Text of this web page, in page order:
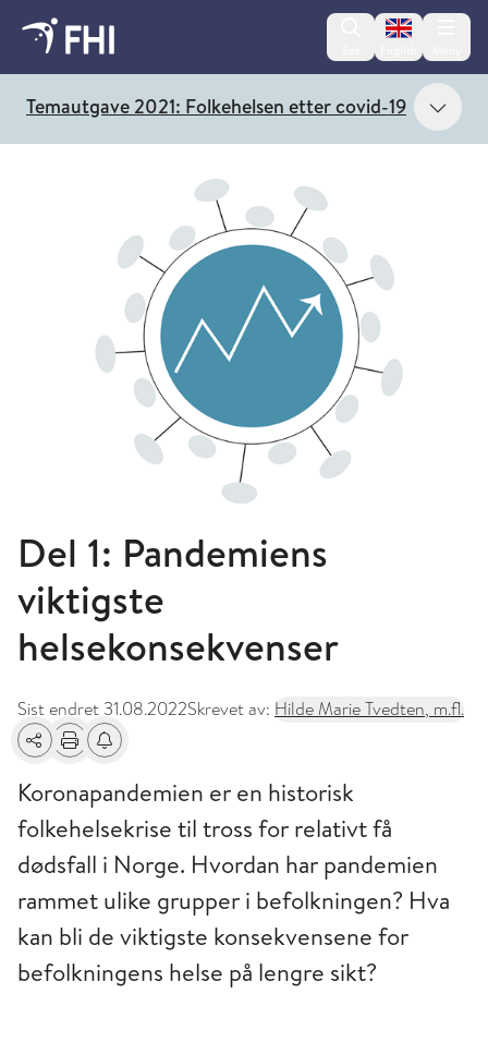
Change
Temautgave 2021: Folkehelsen etter covid-19 Vis
Del 1: Pandemiens
viktigste
helsekonsekvenser
Sist endret 31.08.2022Skrevet av: Hilde Marie Tvedten, m.fl.
Del Skriv utFå varsel om endringer
Koronapandemien er en historisk
folkehelsekrise til tross for relativt få
dødsfall i Norge. Hvordan har pandemien
rammet ulike grupper i befolkningen? Hva
kan bli de viktigste konsekvensene for
befolkningens helse på lengre sikt?